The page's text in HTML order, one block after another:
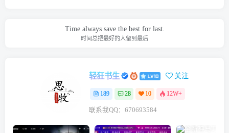
Time always save the best for last.
时间总把最好的人留到最后
轻狂书生 关注
189 28 10 12W+
联系我QQ：670693584